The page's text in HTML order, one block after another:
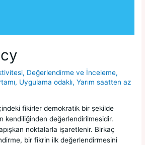
, Değerlendirme ve İnceleme,
, Uygulama odaklı,Yarım saatten az
fikirler demokratik bir şekilde
kendiliğinden değerlendirilmesidir.
noktalarla işaretlenir. Birkaç
bir fikrin ilk değerlendirmesini